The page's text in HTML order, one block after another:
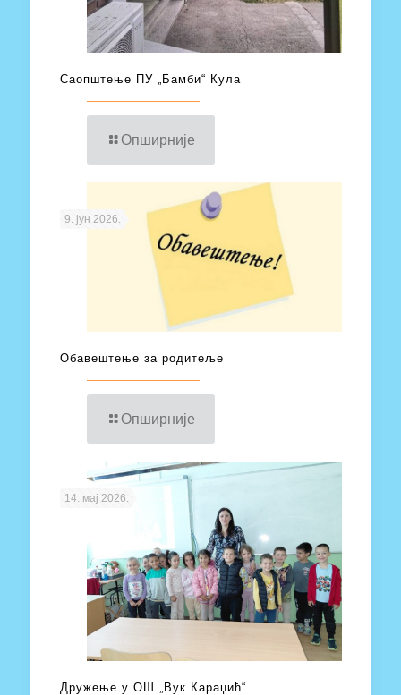
Саопштење ПУ „Бамби“ Кула
Опширније
9. јун 2026.
Обавештење за родитеље
Опширније
14. мај 2026.
Дружење у ОШ „Вук Караџић“